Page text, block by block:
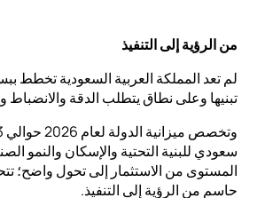
من الرؤية إلى التنفيذ
لم تعد المملكة العربية السعودية تخطط
تبنيها وعلى نطاق يتطلب الدقة والانضباط
سعودي للبنية التحتية والإسكان والنمو
المستوى من الاستثمار إلى تحول واضح؛
حاسم من الرؤية إلى التنفيذ.